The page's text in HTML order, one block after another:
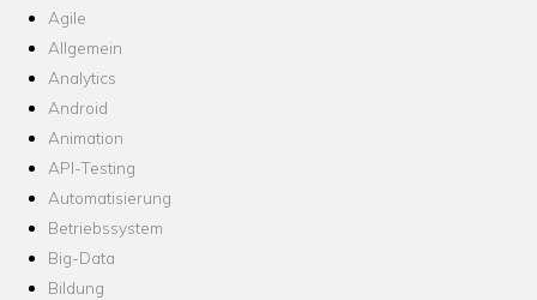
Agile
Allgemein
Analytics
Android
Animation
API-Testing
Automatisierung
Betriebssystem
Big-Data
Bildung